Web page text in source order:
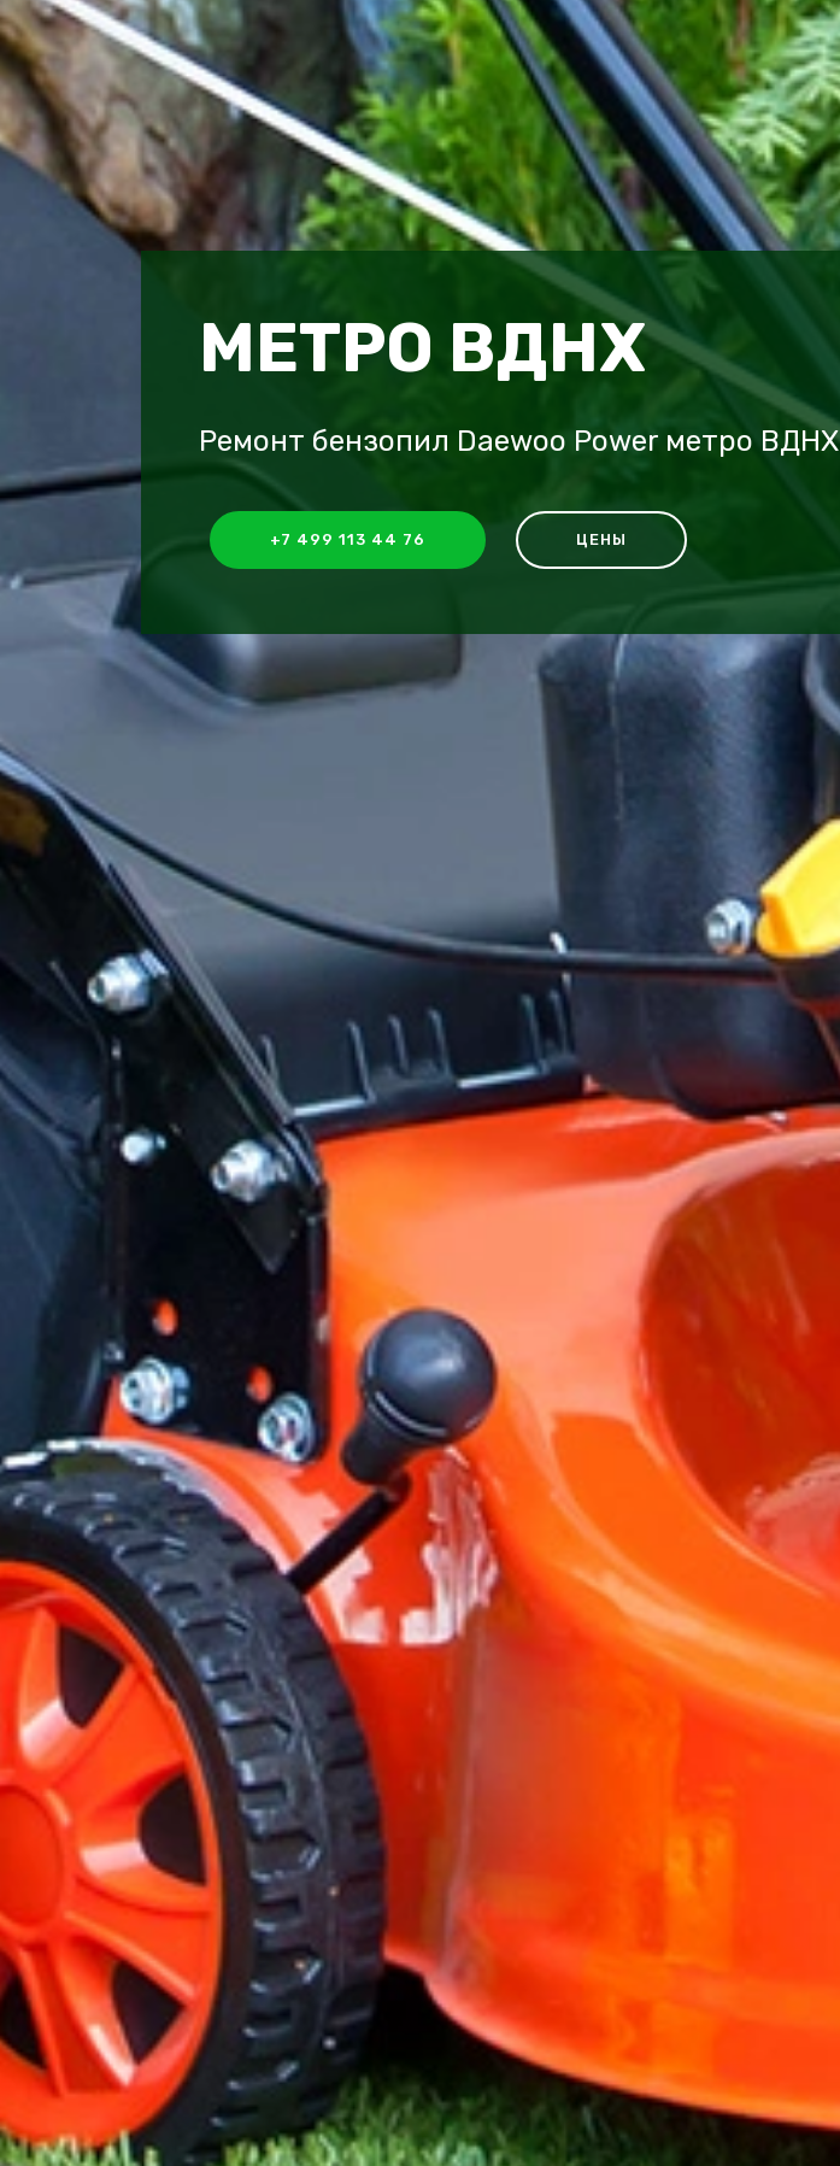
МЕТРО ВДНХ
Ремонт бензопил Daewoo Power метро ВДНХ
+7 499 113 44 76 ЦЕНЫ